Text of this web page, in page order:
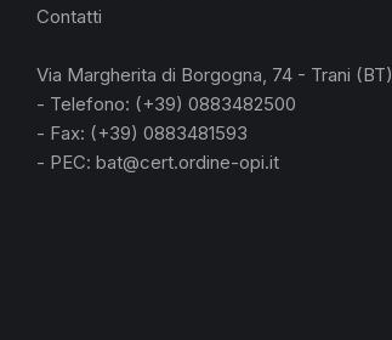
Contatti
Via Margherita di Borgogna, 74 - Trani (BT)
- Telefono: (+39) 0883482500
- Fax: (+39) 0883481593
- PEC: bat@cert.ordine-opi.it